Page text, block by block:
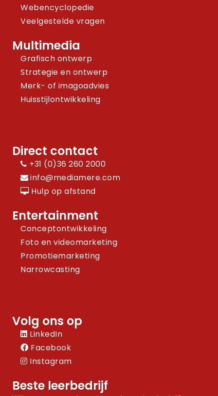
Webencyclopedie
Veelgestelde vragen
Multimedia
Grafisch ontwerp
Strategie en ontwerp
Merk- of imagoadvies
Huisstijlontwikkeling
Direct contact
+31 (0)36 260 2000
info@mediamere.com
Hulp op afstand
Entertainment
Conceptontwikkeling
Foto en videomarketing
Promotiemarketing
Narrowcasting
Volg ons op
LinkedIn
Facebook
Instagram
Beste leerbedrijf